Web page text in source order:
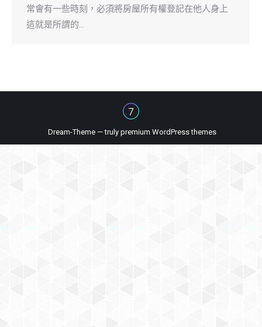
常會有一些時刻，必須將房屋所有權登記在他人身上
這就是所謂的…
Dream-Theme — truly premium WordPress themes